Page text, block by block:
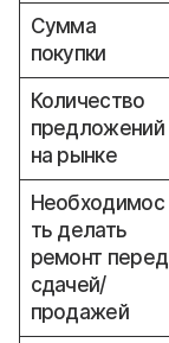
Сумма
покупки
Количество
предложений
на рынке
Необходимос
ть делать
ремонт перед
сдачей/
продажей